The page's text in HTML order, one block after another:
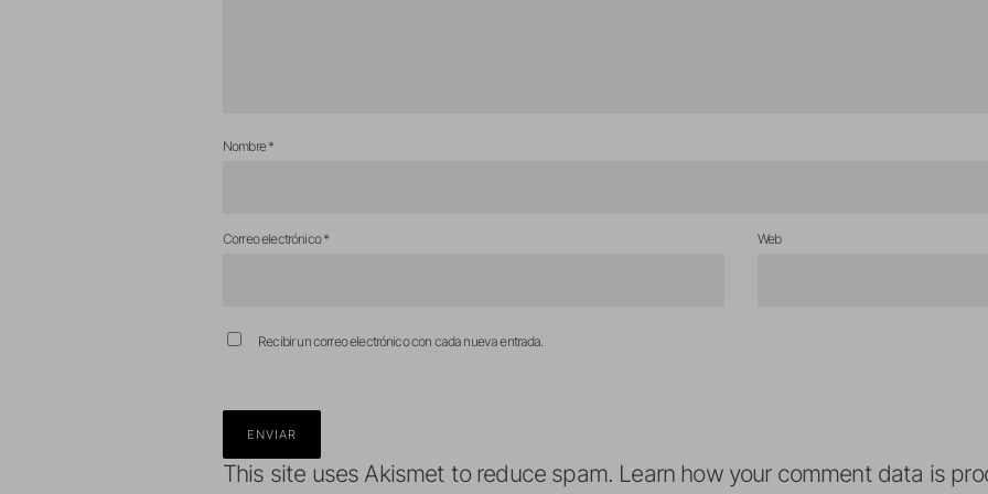
Nombre*
Correo electrónico* Web
Recibir un correo electrónico con cada nueva entrada.
This site uses Akismet to reduce spam. Learn how your comment data is